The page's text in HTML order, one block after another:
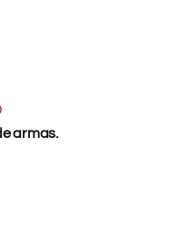
armas.